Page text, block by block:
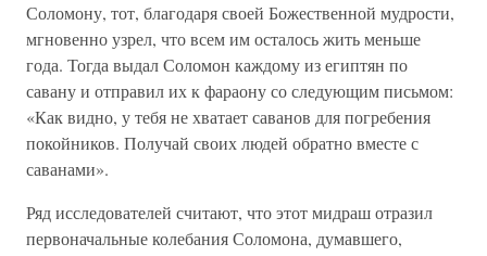
Соломону, тот, благодаря своей Божественной мудрости,
мгновенно узрел, что всем им осталось жить меньше
года. Тогда выдал Соломон каждому из египтян по
савану и отправил их к фараону со следующим письмом:
«Как видно, у тебя не хватает саванов для погребения
покойников. Получай своих людей обратно вместе с
саванами».
Ряд исследователей считают, что этот мидраш отразил
первоначальные колебания Соломона, думавшего,